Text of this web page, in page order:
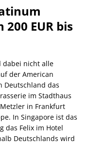
EUR bis
dabei nicht alle
der American
Deutschland das
im Stadthaus
in Frankfurt
In Singapore ist das
das Felix im Hotel
Deutschlands wird